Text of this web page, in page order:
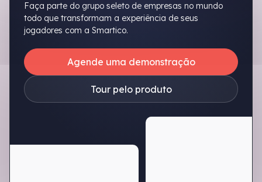
Faça parte do grupo seleto de empresas no mundo
todo que transformam a experiência de seus
jogadores com a Smartico.
Agende uma demonstração
Tour pelo produto